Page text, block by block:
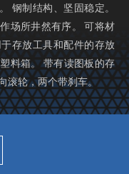
钢制结构、坚固稳定。
场所井然有序。 可将材
存放工具和配件的存放
料箱。 带有读图板的存
滚轮，两个带刹车。